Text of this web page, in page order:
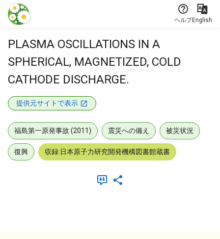
本文に飛ぶ
ヘルプEnglish
PLASMA OSCILLATIONS IN A
SPHERICAL, MAGNETIZED, COLD
CATHODE DISCHARGE.
提供元サイトで表示
福島第一原発事故 (2011) 震災への備え 被災状況
復興 収録:日本原子力研究開発機構図書館蔵書